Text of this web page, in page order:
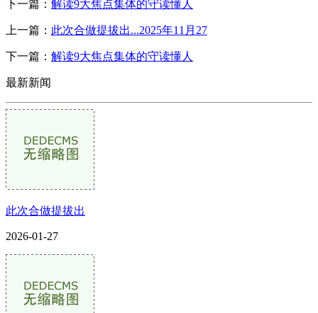
下一篇： 解读9大焦点集体的守读懂人
上一篇： 此次合做提拔出...2025年11月27
下一篇： 解读9大焦点集体的守读懂人
最新新闻
此次合做提拔出
2026-01-27